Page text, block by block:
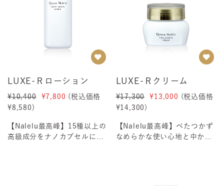
LUXE-Ｒローション
¥10,400 ¥7,800 (税込価格
¥8,580 )
【Nalelu最高峰】15種以上の
高級成分をナノカプセルに閉
LUXE-Ｒクリーム
¥17,300 ¥13,000 (税込価格
¥14,300 )
【Nalelu最高峰】べたつかず
なめらかな使い心地と中から